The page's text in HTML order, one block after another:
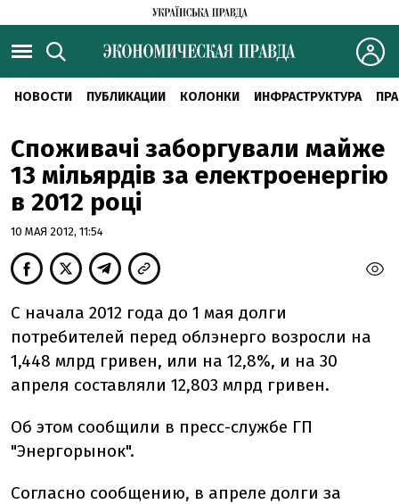
НОВОСТИ ПУБЛИКАЦИИ КОЛОНКИ ИНФРАСТРУКТУРА
Споживачі заборгували майже
13 мільярдів за електроенергію
в 2012 році
10 МАЯ 2012, 11:54
С начала 2012 года до 1 мая долги
потребителей перед облэнерго возросли на
1,448 млрд гривен, или на 12,8%, и на 30
апреля составляли 12,803 млрд гривен.
Об этом сообщили в пресс-службе ГП
"Энергорынок".
Согласно сообщению, в апреле долги за